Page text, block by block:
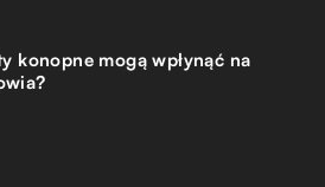
konopne mogą wpłynąć na